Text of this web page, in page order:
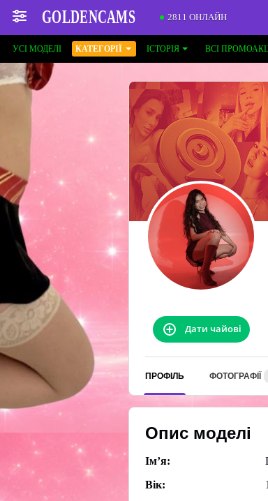
2811 ОНЛАЙН
УСІ МОДЕЛІ КАТЕГОРІЇ ІСТОРІЯ ВСІ
Дати чайові
ПРОФІЛЬ ФОТОГРАФІЇ
Опис моделі
Ім’я:
Вік: